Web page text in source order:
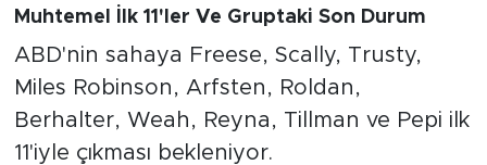
Muhtemel İlk 11'ler Ve Gruptaki Son Durum
ABD'nin sahaya Freese, Scally, Trusty,
Miles Robinson, Arfsten, Roldan,
Berhalter, Weah, Reyna, Tillman ve Pepi ilk
11'iyle çıkması bekleniyor.